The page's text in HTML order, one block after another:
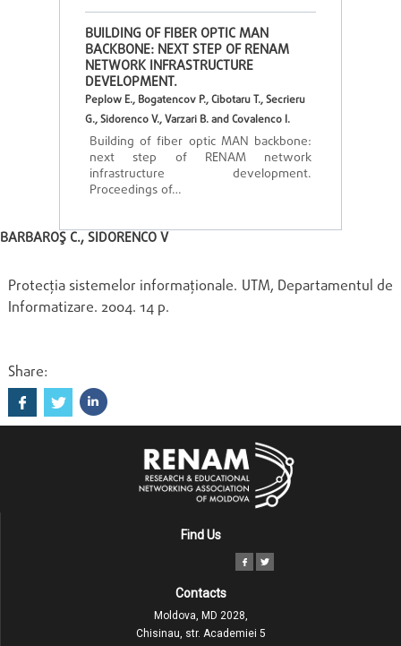
BUILDING OF FIBER OPTIC MAN
BACKBONE: NEXT STEP OF RENAM
NETWORK INFRASTRUCTURE
DEVELOPMENT.
Peplow E., Bogatencov P., Cibotaru T., Secrieru
G., Sidorenco V., Varzari B. and Covalenco I.
Building of fiber optic MAN backbone:
next step of RENAM network
infrastructure development.
Proceedings of…
BARBAROŞ C., SIDORENCO V
Protecţia sistemelor informaţionale. UTM, Departamentul de
Informatizare. 2004. 14 p.
Share:
Find Us
Contacts
Moldova, MD 2028,
Chisinau, str. Academiei 5